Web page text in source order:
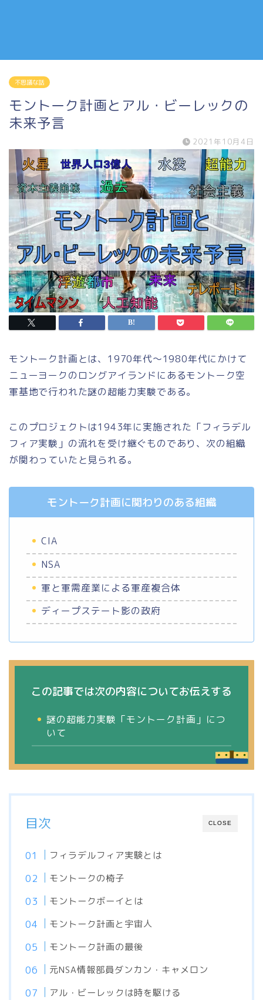
不思議な話
モントーク計画とアル・ビーレックの
未来予言
2021年10月4日
モントーク計画とは、1970年代〜1980年代にかけて
ニューヨークのロングアイランドにあるモントーク空
軍基地で行われた謎の超能力実験である。
このプロジェクトは1943年に実施された「フィラデル
フィア実験」の流れを受け継ぐものであり、次の組織
が関わっていたと見られる。
モントーク計画に関わりのある組織
CIA
NSA
軍と軍需産業による軍産複合体
ディープステート影の政府
この記事では次の内容についてお伝えする
謎の超能力実験「モントーク計画」につ
いて
CLOSE
目次
フィラデルフィア実験とは
モントークの椅子
モントークボーイとは
モントーク計画と宇宙人
モントーク計画の最後
元NSA情報部員ダンカン・キャメロン
アル・ビーレックは時を駆ける